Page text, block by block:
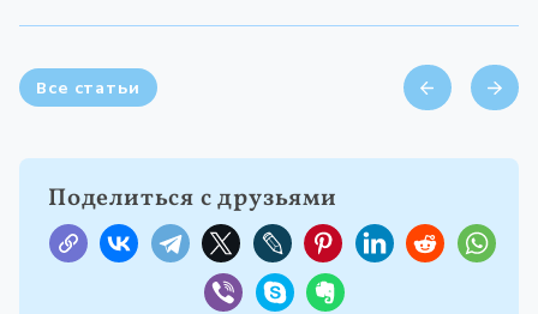
Все статьи
Поделиться с друзьями